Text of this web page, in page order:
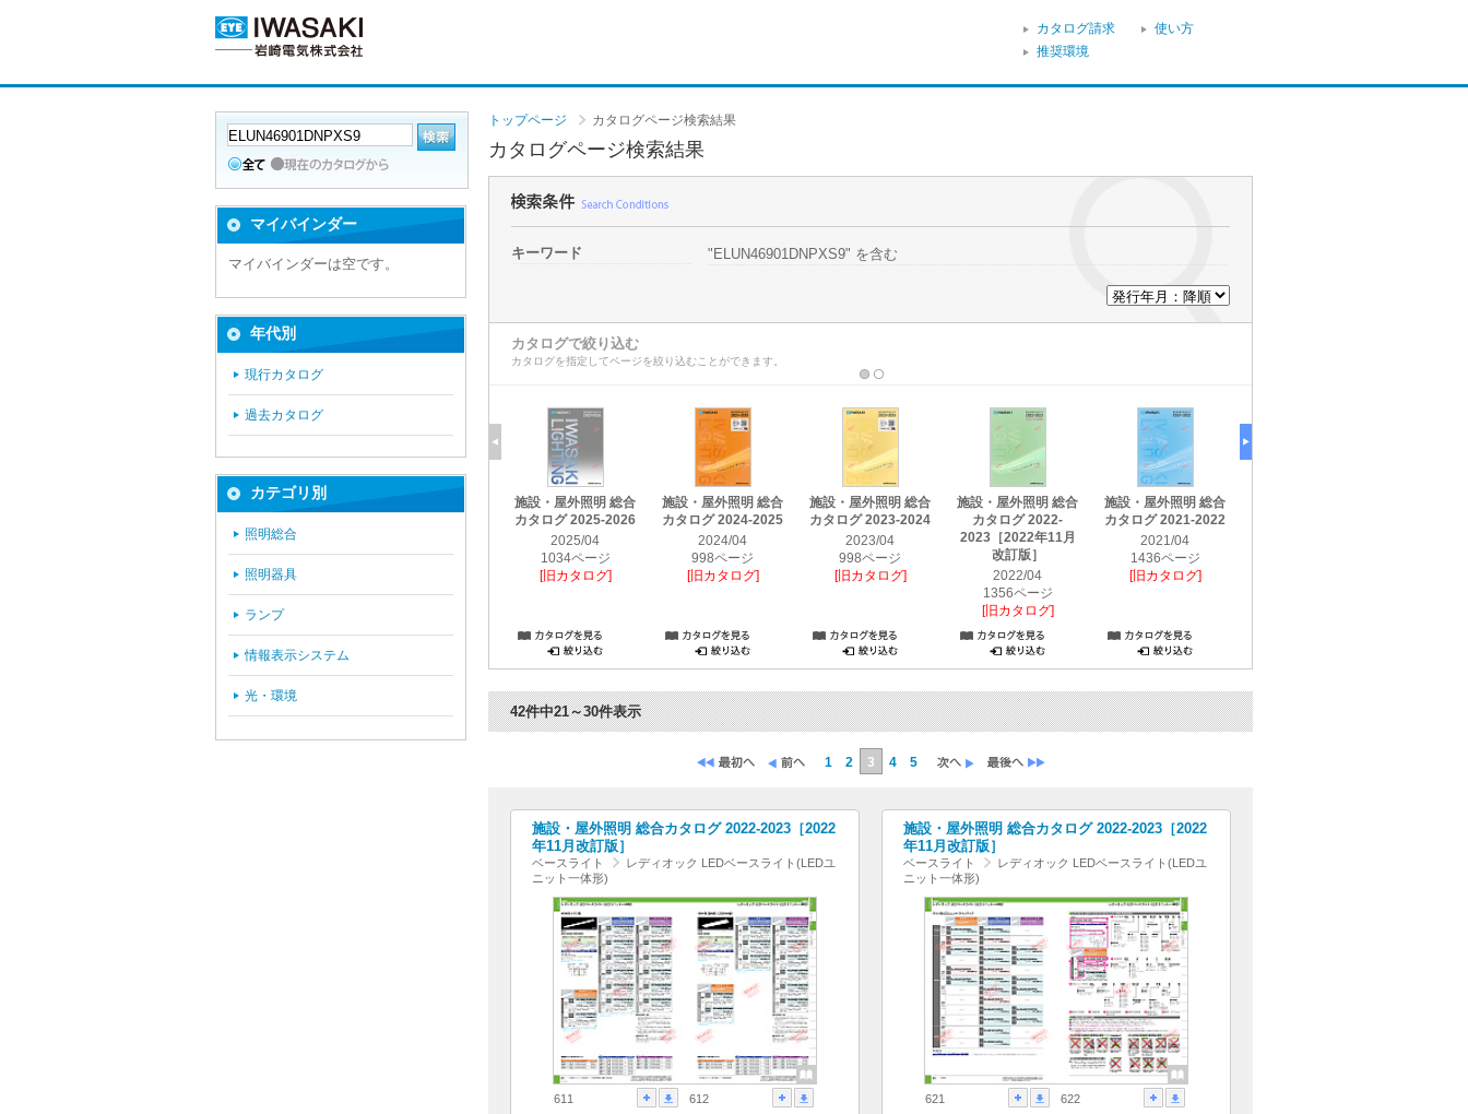
カタログ請求
使い方
推奨環境
トップページ カタログページ検索結果
カタログページ検索結果
キーワード "ELUN46901DNPXS9" を含む
カタログで絞り込む
カタログを指定してページを絞り込むことができます。
施設・屋外照明 総合
カタログ 2025-2026
2025/04
1034ページ
[旧カタログ]
施設・屋外照明 総合
カタログ 2024-2025
2024/04
998ページ
[旧カタログ]
施設・屋外照明 総合
カタログ 2023-2024
2023/04
998ページ
[旧カタログ]
施設・屋外照明 総合
カタログ 2022-
2023［2022年11月
改訂版］
2022/04
1356ページ
[旧カタログ]
施設・屋外照明 総合
カタログ 2021-2022
2021/04
1436ページ
[旧カタログ]
42件中21～30件表示
1 2 3 4 5
施設・屋外照明 総合カタログ 2022-2023［2022
年11月改訂版］
ベースライト
レディオック LEDベースライト(LEDユ
ニット一体形)
611 612
施設・屋外照明 総合カタログ 2022-2023［2022
年11月改訂版］
ベースライト
レディオック LEDベースライト(LEDユ
ニット一体形)
621 622
マイバインダー
マイバインダーは空です。
年代別
現行カタログ
過去カタログ
カテゴリ別
照明総合
照明器具
ランプ
情報表示システム
光・環境